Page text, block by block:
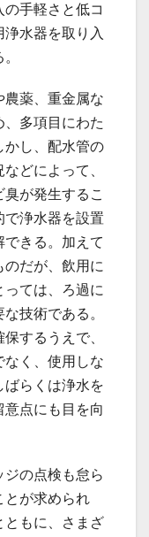
手軽さと低コ
水器を取り入
農薬、重金属な
、多項目にわた
かし、配水管の
どによって、
が発生するこ
で浄水器を設置
きる。加えて
だが、飲用に
ては、ろ過に
技術である。
するうえで、
なく、使用しな
ばらくは浄水を
点にも目を向
ジの点検も怠ら
とが求められ
ともに、さまざ